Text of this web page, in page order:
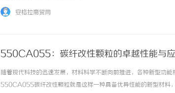
安格拉商贸网
550CA055：碳纤改性颗粒的卓越性能与
随着现代科技的迅速发展，材料科学不断向前推进，各种新型功能
550CA055碳纤改性颗粒就是这样一种具备优异性能的新型材料